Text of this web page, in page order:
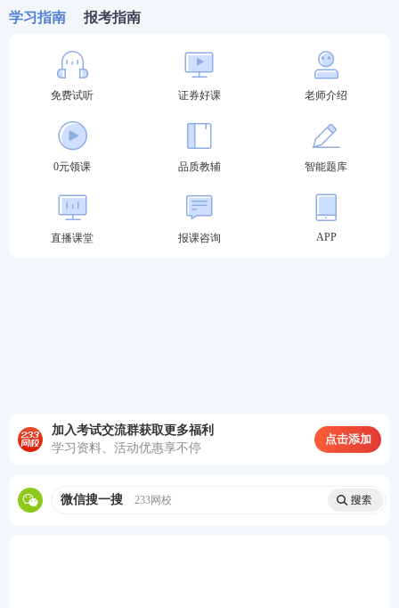
公司合规管理人员水平评价测试大纲(2022)》。
http://link.233.com/19011/pxzx/pxzdydg/。
(四)测试场次安排
测试场次 测试时间 测试科目
第1场 9:30-11:30
《金融市场基础知
《证券市场基本法律
法规》
第3场 15:40-17:40
识》
学习指南 报考指南
免费试听 证券好课 老师介绍
0元领课 品质教辅 智能题库
直播课堂 报课咨询 APP
加入考试交流群获取更多福利
学习资料、活动优惠享不停
点击添加
微信搜一搜 233网校